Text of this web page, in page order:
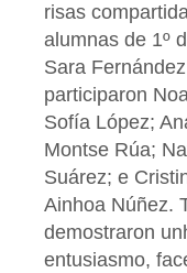
risas
alumnas de 1º
Sara
participaron
Sofía López;
Montse Rúa;
Suárez; e
Ainhoa Núñez.
demostraron
entusiasmo,